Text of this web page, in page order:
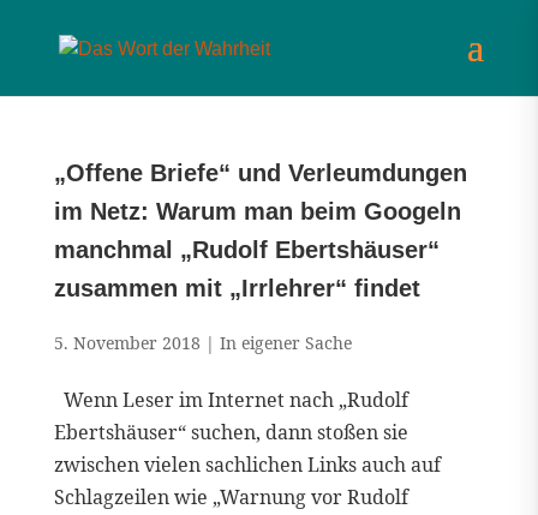
„Offene Briefe“ und Verleumdungen
im Netz: Warum man beim Googeln
manchmal „Rudolf Ebertshäuser“
zusammen mit „Irrlehrer“ findet
5. November 2018 | In eigener Sache
Wenn Leser im Internet nach „Rudolf
Ebertshäuser“ suchen, dann stoßen sie
zwischen vielen sachlichen Links auch auf
Schlagzeilen wie „Warnung vor Rudolf